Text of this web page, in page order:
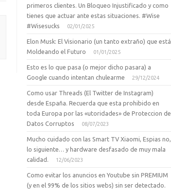
primeros clientes. Un Bloqueo Injustificado y como
tienes que actuar ante estas situaciones. #Wise
#Wisesucks
02/01/2025
Elon Musk: El Visionario (un tanto extraño) que está
Moldeando el Futuro
01/01/2025
Esto es lo que pasa (o mejor dicho pasara) a
Google cuando intentan chulearme
29/12/2024
Como usar Threads (El Twitter de Instagram)
desde España. Recuerda que esta prohibido en
toda Europa por las «utoridades» de Proteccion de
Datos Corruptos
08/07/2023
Mucho cuidado con las Smart TV Xiaomi, Espias no,
lo siguiente… y hardware desfasado de muy mala
calidad.
12/06/2023
Como evitar los anuncios en Youtube sin PREMIUM
(y en el 99% de los sitios webs) sin ser detectado.